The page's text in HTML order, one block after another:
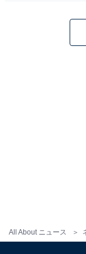
All About ニュース